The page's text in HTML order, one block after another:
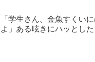
「学生さん、金魚すくい
よ」ある呟きにハッとした